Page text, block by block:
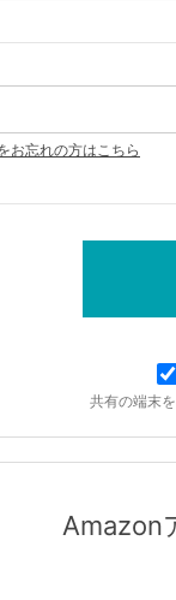
お忘れの方はこちら
共有の端末
Amazon